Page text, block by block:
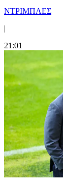
ΝΤΡΙΜΠΛΕΣ
|
21:01